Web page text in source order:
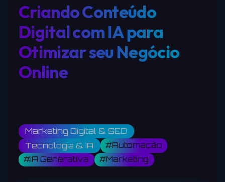
Criando Conteúdo
Digital com IA para
Otimizar seu Negócio
Online
Marketing Digital & SEO
Tecnologia & IA
#Automação
#IA Generativa
#Marketing